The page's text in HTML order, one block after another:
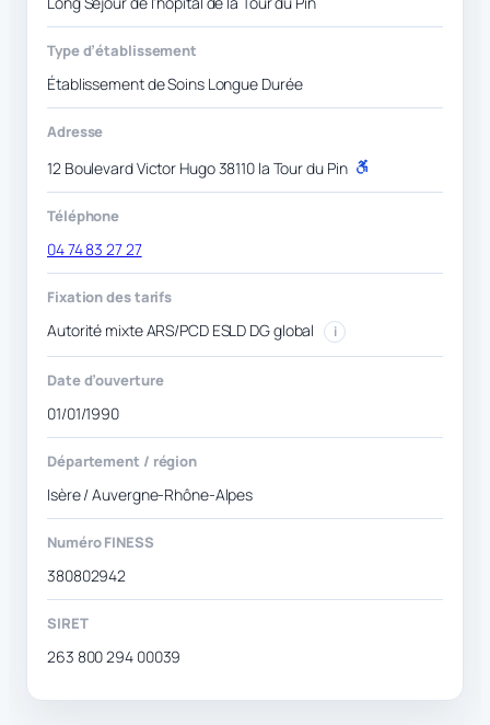
Type d’établissement
Établissement de Soins Longue Durée
Adresse
12 Boulevard Victor Hugo 38110 la Tour du Pin
P
M
Téléphone
04 74 83 27 27
Fixation des tarifs
Autorité mixte ARS/PCD ESLD DG global i
Date d’ouverture
01/01/1990
Département / région
Isère / Auvergne-Rhône-Alpes
Numéro FINESS
380802942
SIRET
263 800 294 00039